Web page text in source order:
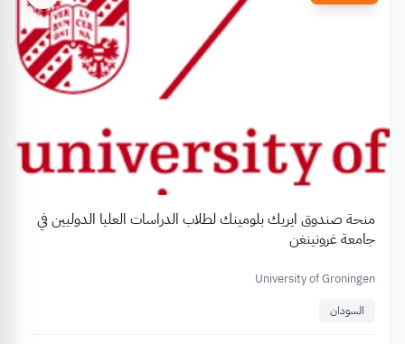
منحة صندوق ايريك بلومينك لطلاب الدراسات العليا الدوليين في
جامعة غرونينغن
University of Groningen
السودان